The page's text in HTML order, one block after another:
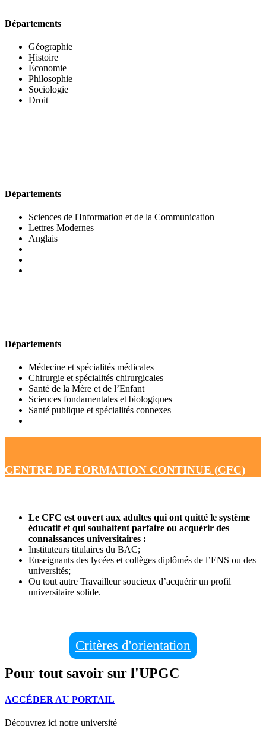
Départements
Géographie
Histoire
Économie
Philosophie
Sociologie
Droit
Départements
Sciences de l'Information et de la Communication
Lettres Modernes
Anglais
Départements
Médecine et spécialités médicales
Chirurgie et spécialités chirurgicales
Santé de la Mère et de l’Enfant
Sciences fondamentales et biologiques
Santé publique et spécialités connexes
CENTRE DE FORMATION CONTINUE (CFC)
Le CFC est ouvert aux adultes qui ont quitté le système
éducatif et qui souhaitent parfaire ou acquérir des
connaissances universitaires :
Instituteurs titulaires du BAC;
Enseignants des lycées et collèges diplômés de l’ENS ou des
universités;
Ou tout autre Travailleur soucieux d’acquérir un profil
universitaire solide.
Critères d'orientation
Pour tout savoir sur l'UPGC
ACCÉDER AU PORTAIL
Découvrez ici notre université